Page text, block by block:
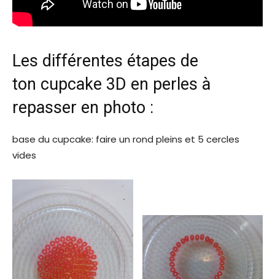
Les différentes étapes de
ton cupcake 3D en perles à
repasser en photo :
base du cupcake: faire un rond pleins et 5 cercles
vides